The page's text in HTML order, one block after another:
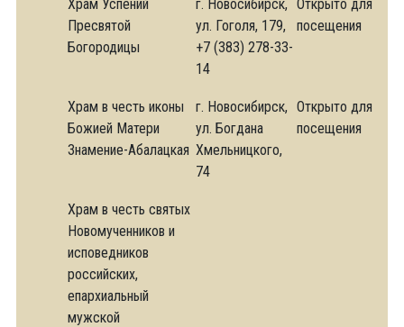
Храм Успений
Пресвятой
Богородицы
г. Новосибирск,
ул. Гоголя, 179,
+7 (383) 278-33-
14
Открыто для
посещения
Храм в честь иконы
Божией Матери
Знамение-Абалацкая
г. Новосибирск,
ул. Богдана
Хмельницкого,
74
Открыто для
посещения
Храм в честь святых
Новомученников и
исповедников
российских,
епархиальный
мужской